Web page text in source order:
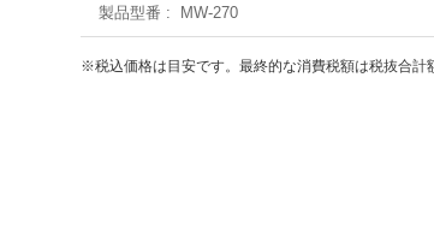
製品型番
MW-270
※税込価格は目安です。最終的な消費税額は税抜合計